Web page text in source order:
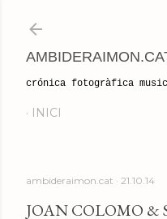
crónica fotogràfica
INICI
ambideraimon.cat 21.10.14
JOAN COLOMO &